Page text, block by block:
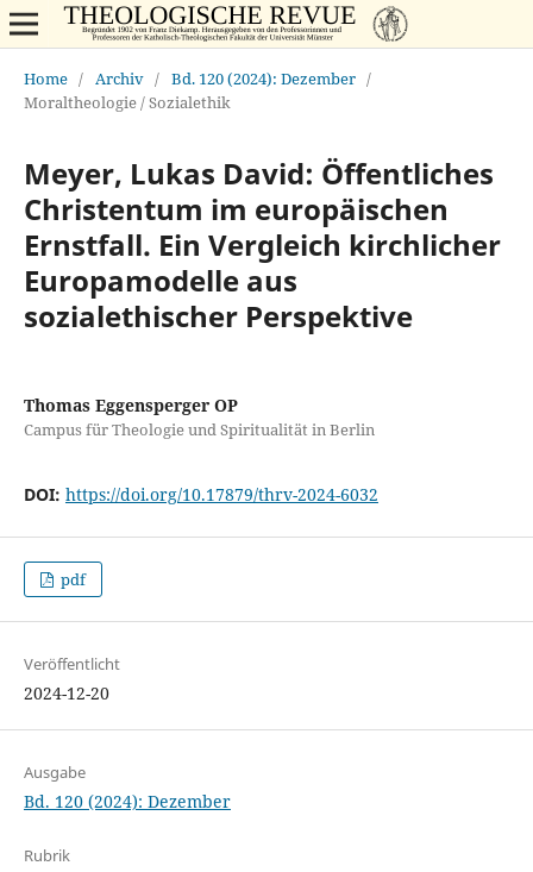
Home / Archiv / Bd. 120 (2024): Dezember /
Moraltheologie / Sozialethik
Meyer, Lukas David: Öffentliches
Christentum im europäischen
Ernstfall. Ein Vergleich kirchlicher
Europamodelle aus
sozialethischer Perspektive
Thomas Eggensperger OP
Campus für Theologie und Spiritualität in Berlin
DOI: https://doi.org/10.17879/thrv-2024-6032
pdf
Veröffentlicht
2024-12-20
Ausgabe
Bd. 120 (2024): Dezember
Rubrik